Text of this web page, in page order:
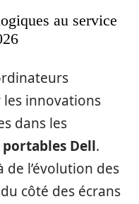
au service
innovations
dans les
portables Dell.
de l’évolution des
côté des écrans